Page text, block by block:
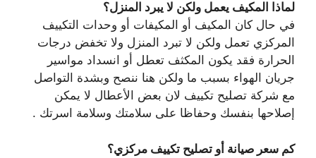
لماذا المكيف يعمل ولكن لا يبرد المنزل؟
في حال كان المكيف أو المكيفات أو وحدات التكييف
المركزي تعمل ولكن لا تبرد المنزل ولا تخفض درجات
الحرارة فقد يكون المكثف تعطل أو انسداد مواسير
جريان الهواء بسبب ما ولكن هنا ننصح وبشدة التواصل
مع شركة تصليح تكييف لان بعض الأعطال لا يمكن
إصلاحها بنفسك وحفاظا على سلامتك وسلامة اسرتك .
كم سعر صيانة أو تصليح تكييف مركزي؟